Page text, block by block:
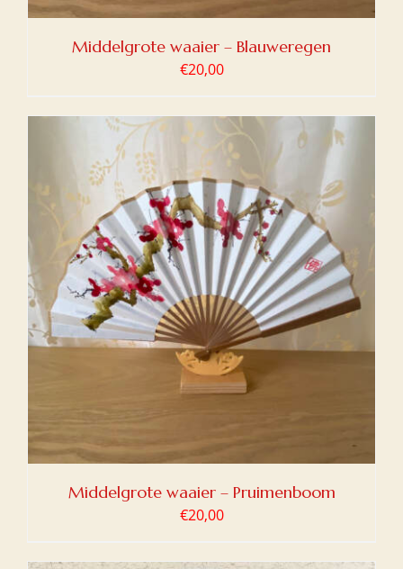
Middelgrote waaier – Blauweregen
€20,00
Middelgrote waaier – Pruimenboom
€20,00